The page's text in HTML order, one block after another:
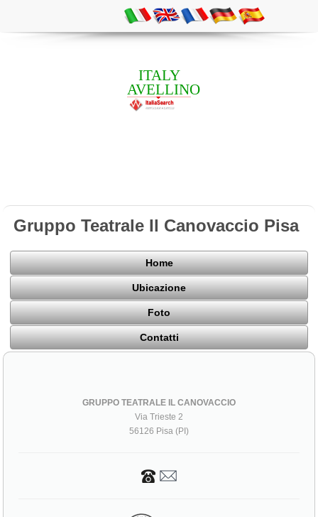
ITALY
AVELLINO
Gruppo Teatrale Il Canovaccio Pisa
Home
Ubicazione
Foto
Contatti
GRUPPO TEATRALE IL CANOVACCIO
Via Trieste 2
56126 Pisa (PI)